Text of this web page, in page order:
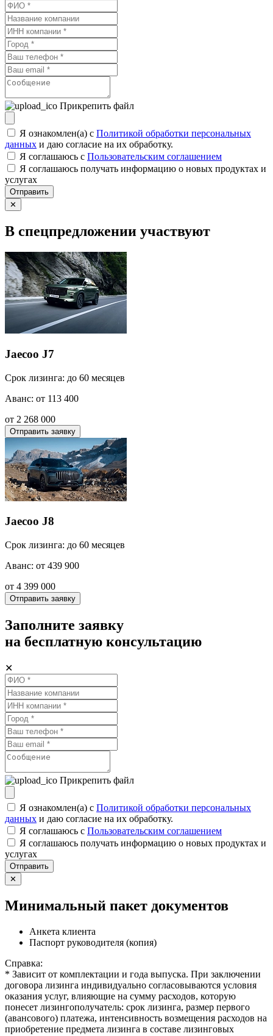
Прикрепить файл
Я ознакомлен(а) с Политикой обработки персональных
данных и даю согласие на их обработку.
Я соглашаюсь c Пользовательским соглашением
Я соглашаюсь получать информацию о новых продуктах и
услугах
Отправить
✕
В спецпредложении участвуют
Jaecoo J7
Срок лизинга: до 60 месяцев
Аванс: от 113 400
от 2 268 000
Отправить заявку
Jaecoo J8
Срок лизинга: до 60 месяцев
Аванс: от 439 900
от 4 399 000
Отправить заявку
Заполните заявку
на бесплатную консультацию
✕
Прикрепить файл
Я ознакомлен(а) с Политикой обработки персональных
данных и даю согласие на их обработку.
Я соглашаюсь c Пользовательским соглашением
Я соглашаюсь получать информацию о новых продуктах и
услугах
Отправить
✕
Минимальный пакет документов
Анкета клиента
Паспорт руководителя (копия)
Справка:
* Зависит от комплектации и года выпуска. При заключении
договора лизинга индивидуально согласовываются условия
оказания услуг, влияющие на сумму расходов, которую
понесет лизингополучатель: срок лизинга, размер первого
(авансового) платежа, интенсивность возмещения расходов на
приобретение предмета лизинга в составе лизинговых